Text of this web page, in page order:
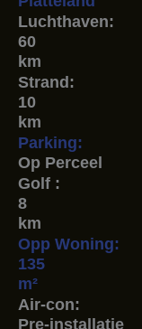
Luchthaven:
60
km
Strand:
10
km
Parking:
Op Perceel
Golf :
8
km
Opp Woning:
135
m²
Air-con:
Pre-installatie